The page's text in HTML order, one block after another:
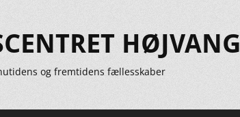
HØJVANG
og fremtidens fællesskaber